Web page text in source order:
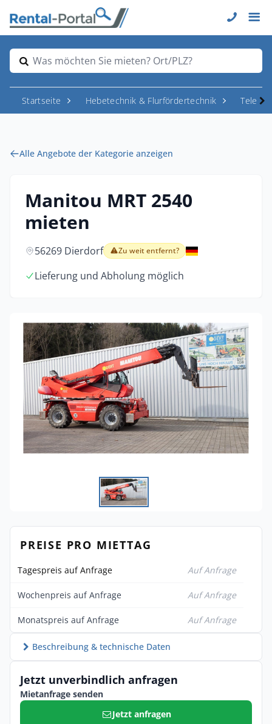
Was möchten Sie mieten? Ort/PLZ?
Startseite Hebetechnik & Flurfördertechnik
Alle Angebote der Kategorie anzeigen
Manitou MRT 2540
mieten
56269 Dierdorf Zu weit entfernt?
Lieferung und Abholung möglich
PREISE PRO MIETTAG
Tagespreis auf Anfrage Auf Anfrage
Wochenpreis auf Anfrage Auf Anfrage
Monatspreis auf Anfrage Auf Anfrage
Beschreibung & technische Daten
Jetzt unverbindlich anfragen
Mietanfrage senden
Jetzt anfragen